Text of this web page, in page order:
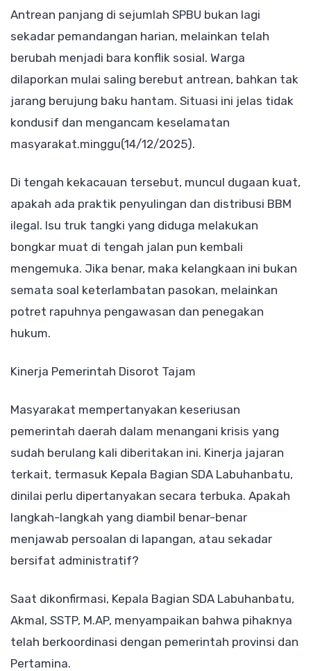
Antrean panjang di sejumlah SPBU bukan lagi
sekadar pemandangan harian, melainkan telah
berubah menjadi bara konflik sosial. Warga
dilaporkan mulai saling berebut antrean, bahkan tak
jarang berujung baku hantam. Situasi ini jelas tidak
kondusif dan mengancam keselamatan
masyarakat.minggu(14/12/2025).
Di tengah kekacauan tersebut, muncul dugaan kuat,
apakah ada praktik penyulingan dan distribusi BBM
ilegal. Isu truk tangki yang diduga melakukan
bongkar muat di tengah jalan pun kembali
mengemuka. Jika benar, maka kelangkaan ini bukan
semata soal keterlambatan pasokan, melainkan
potret rapuhnya pengawasan dan penegakan
hukum.
Kinerja Pemerintah Disorot Tajam
Masyarakat mempertanyakan keseriusan
pemerintah daerah dalam menangani krisis yang
sudah berulang kali diberitakan ini. Kinerja jajaran
terkait, termasuk Kepala Bagian SDA Labuhanbatu,
dinilai perlu dipertanyakan secara terbuka. Apakah
langkah-langkah yang diambil benar-benar
menjawab persoalan di lapangan, atau sekadar
bersifat administratif?
Saat dikonfirmasi, Kepala Bagian SDA Labuhanbatu,
Akmal, SSTP, M.AP, menyampaikan bahwa pihaknya
telah berkoordinasi dengan pemerintah provinsi dan
Pertamina.